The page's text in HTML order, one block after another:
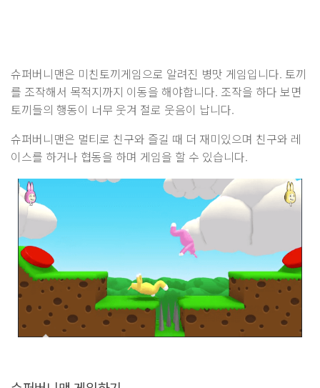
슈퍼버니맨은 미친토끼게임으로 알려진 병맛 게임입니다. 토끼
를 조작해서 목적지까지 이동을 해야합니다. 조작을 하다 보면
토끼들의 행동이 너무 웃겨 절로 웃음이 납니다.
슈퍼버니맨은 멀티로 친구와 즐길 때 더 재미있으며 친구와 레
이스를 하거나 협동을 하며 게임을 할 수 있습니다.